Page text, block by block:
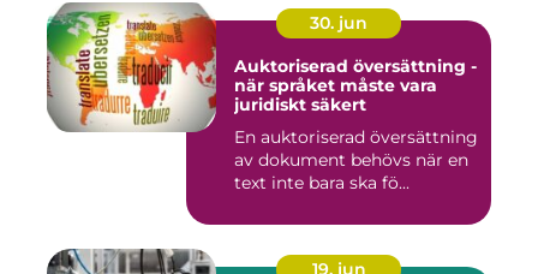
30. jun
Auktoriserad översättning -
när språket måste vara
juridiskt säkert
En auktoriserad översättning
av dokument behövs när en
text inte bara ska fö...
19. jun